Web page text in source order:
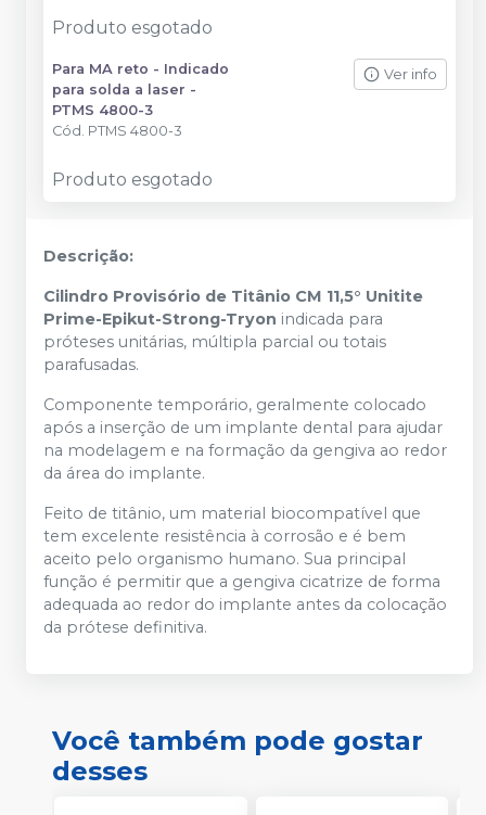
Produto esgotado
Para MA reto - Indicado
para solda a laser -
PTMS 4800-3
Cód. PTMS 4800-3
Ver info
Produto esgotado
Descrição:
Cilindro Provisório de Titânio CM 11,5° Unitite
Prime-Epikut-Strong-Tryon indicada para
próteses unitárias, múltipla parcial ou totais
parafusadas.
Componente temporário, geralmente colocado
após a inserção de um implante dental para ajudar
na modelagem e na formação da gengiva ao redor
da área do implante.
Feito de titânio, um material biocompatível que
tem excelente resistência à corrosão e é bem
aceito pelo organismo humano. Sua principal
função é permitir que a gengiva cicatrize de forma
adequada ao redor do implante antes da colocação
da prótese definitiva.
Você também pode gostar
desses